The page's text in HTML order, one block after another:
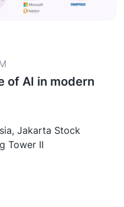
of AI in modern
Jakarta Stock
Tower II